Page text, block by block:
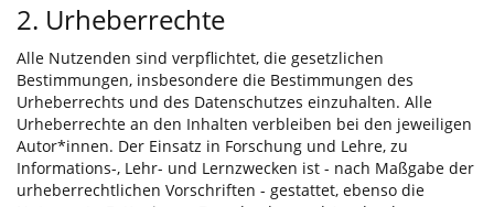
2. Urheberrechte
Alle Nutzenden sind verpflichtet, die gesetzlichen
Bestimmungen, insbesondere die Bestimmungen des
Urheberrechts und des Datenschutzes einzuhalten. Alle
Urheberrechte an den Inhalten verbleiben bei den jeweiligen
Autor*innen. Der Einsatz in Forschung und Lehre, zu
Informations-, Lehr- und Lernzwecken ist - nach Maßgabe der
urheberrechtlichen Vorschriften - gestattet, ebenso die